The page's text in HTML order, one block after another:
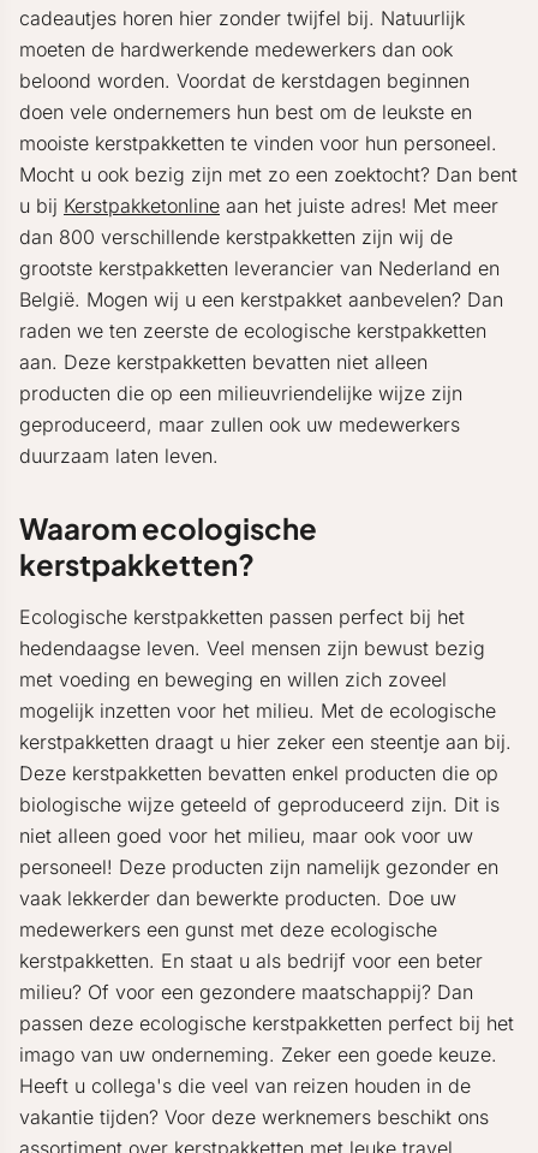
cadeautjes horen hier zonder twijfel bij. Natuurlijk
moeten de hardwerkende medewerkers dan ook
beloond worden. Voordat de kerstdagen beginnen
doen vele ondernemers hun best om de leukste en
mooiste kerstpakketten te vinden voor hun personeel.
Mocht u ook bezig zijn met zo een zoektocht? Dan bent
u bij Kerstpakketonline aan het juiste adres! Met meer
dan 800 verschillende kerstpakketten zijn wij de
grootste kerstpakketten leverancier van Nederland en
België. Mogen wij u een kerstpakket aanbevelen? Dan
raden we ten zeerste de ecologische kerstpakketten
aan. Deze kerstpakketten bevatten niet alleen
producten die op een milieuvriendelijke wijze zijn
geproduceerd, maar zullen ook uw medewerkers
duurzaam laten leven.
Waarom ecologische
kerstpakketten?
Ecologische kerstpakketten passen perfect bij het
hedendaagse leven. Veel mensen zijn bewust bezig
met voeding en beweging en willen zich zoveel
mogelijk inzetten voor het milieu. Met de ecologische
kerstpakketten draagt u hier zeker een steentje aan bij.
Deze kerstpakketten bevatten enkel producten die op
biologische wijze geteeld of geproduceerd zijn. Dit is
niet alleen goed voor het milieu, maar ook voor uw
personeel! Deze producten zijn namelijk gezonder en
vaak lekkerder dan bewerkte producten. Doe uw
medewerkers een gunst met deze ecologische
kerstpakketten. En staat u als bedrijf voor een beter
milieu? Of voor een gezondere maatschappij? Dan
passen deze ecologische kerstpakketten perfect bij het
imago van uw onderneming. Zeker een goede keuze.
Heeft u collega's die veel van reizen houden in de
vakantie tijden? Voor deze werknemers beschikt ons
assortiment over kerstpakketten met leuke travel